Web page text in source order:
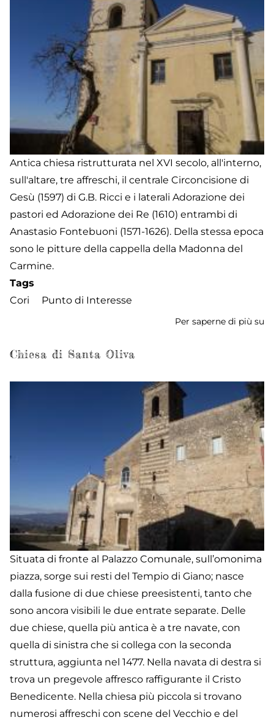
Antica chiesa ristrutturata nel XVI secolo, all'interno,
sull'altare, tre affreschi, il centrale Circoncisione di
Gesù (1597) di G.B. Ricci e i laterali Adorazione dei
pastori ed Adorazione dei Re (1610) entrambi di
Anastasio Fontebuoni (1571-1626). Della stessa epoca
sono le pitture della cappella della Madonna del
Carmine.
Tags
Cori
Punto di Interesse
Per saperne di più su
Chiesa di Santa Oliva
Situata di fronte al Palazzo Comunale, sull’omonima
piazza, sorge sui resti del Tempio di Giano; nasce
dalla fusione di due chiese preesistenti, tanto che
sono ancora visibili le due entrate separate. Delle
due chiese, quella più antica è a tre navate, con
quella di sinistra che si collega con la seconda
struttura, aggiunta nel 1477. Nella navata di destra si
trova un pregevole affresco raffigurante il Cristo
Benedicente. Nella chiesa più piccola si trovano
numerosi affreschi con scene del Vecchio e del